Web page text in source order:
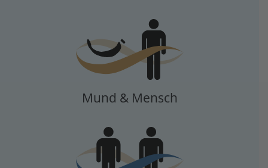
Mund & Mensch